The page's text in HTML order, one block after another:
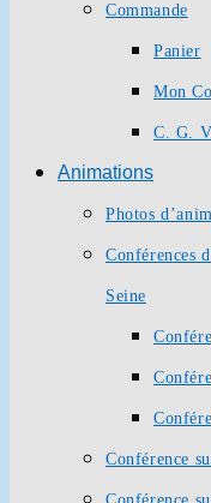
Commande
Panier
Mon
C. G.
Animations
Photos
Conférences
Seine
Conférence